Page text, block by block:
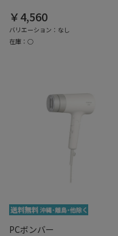
￥4,560
バリエーション：なし
在庫：○
PCボンバー